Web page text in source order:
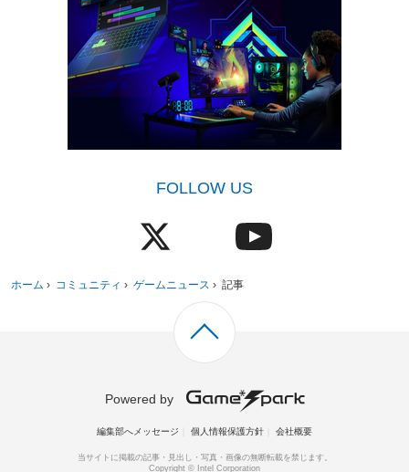
FOLLOW US
ホーム › コミュニティ › ゲームニュース › 記事
Powered by
編集部へメッセージ 個人情報保護方針 会社概要
当サイトに掲載の記事・見出し・写真・画像の無断転載を禁じます。
Copyright © Intel Corporation